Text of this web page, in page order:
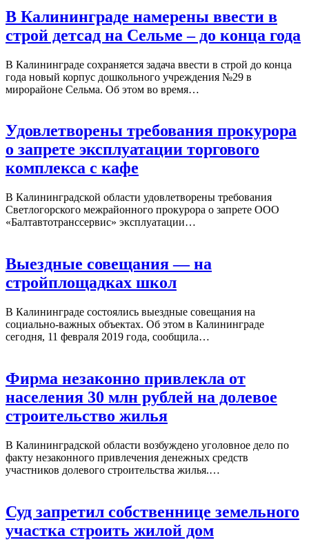
В Калининграде намерены ввести в
строй детсад на Сельме – до конца года
В Калининграде сохраняется задача ввести в строй до конца
года новый корпус дошкольного учреждения №29 в
мирорайоне Сельма. Об этом во время…
Удовлетворены требования прокурора
о запрете эксплуатации торгового
комплекса с кафе
В Калининградской области удовлетворены требования
Светлогорского межрайонного прокурора о запрете ООО
«Балтавтотранссервис» эксплуатации…
Выездные совещания — на
стройплощадках школ
В Калининграде состоялись выездные совещания на
социально-важных объектах. Об этом в Калининграде
сегодня, 11 февраля 2019 года, сообщила…
Фирма незаконно привлекла от
населения 30 млн рублей на долевое
строительство жилья
В Калининградской области возбуждено уголовное дело по
факту незаконного привлечения денежных средств
участников долевого строительства жилья.…
Суд запретил собственнице земельного
участка строить жилой дом